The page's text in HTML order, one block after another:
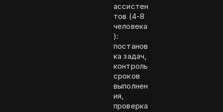
ассистен
тов (4-8
человека
):
постанов
ка задач,
контроль
сроков
выполнен
ия,
проверка